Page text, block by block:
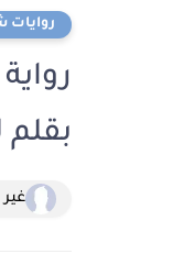
روايات
بقلم